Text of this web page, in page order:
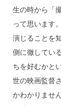
生の時から「
って思います。
演じることを
側に徹してい
ちを好むかと
世の映画監督
かわかりませ